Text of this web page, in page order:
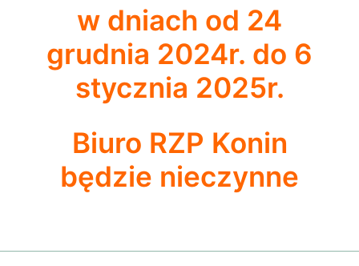
w dniach od 24
grudnia 2024r. do 6
stycznia 2025r.
Biuro RZP Konin
będzie nieczynne